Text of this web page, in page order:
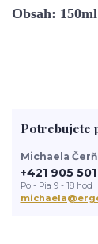
Obsah: 150ml
Potrebujete
Michaela
+421 905
Po - Pia 9 - 18 hod